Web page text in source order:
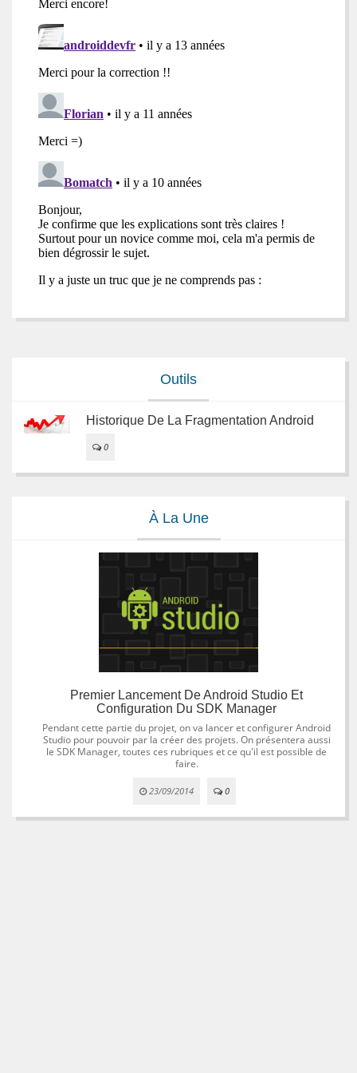
Outils
Historique De La Fragmentation Android
0
À La Une
Premier Lancement De Android Studio Et
Configuration Du SDK Manager
Pendant cette partie du projet, on va lancer et configurer Android
Studio pour pouvoir par la créer des projets. On présentera aussi
le SDK Manager, toutes ces rubriques et ce qu'il est possible de
faire.
23/09/2014 0